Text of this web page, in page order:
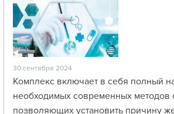
30 сентября 2024
Комплекс включает в себя полный
необходимых современных методов
позволяющих установить причину